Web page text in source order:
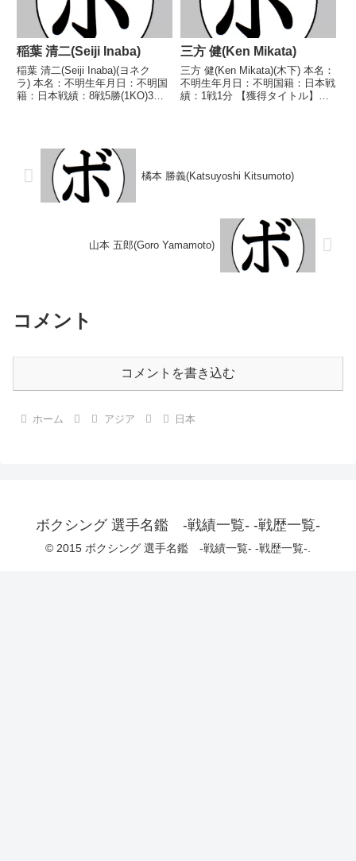
稲葉 清二(Seiji Inaba)
稲葉 清二(Seiji Inaba)(ヨネク
ラ) 本名：不明生年月日：不明国
籍：日本戦績：8戦5勝(1KO)3
(採点不明...
三方 健(Ken Mikata)
三方 健(Ken Mikata)(木下) 本名：
不明生年月日：不明国籍：日本戦
績：1戦1分 【獲得タイトル】な
橘本 勝義(Katsuyoshi Kitsumoto)
山本 五郎(Goro Yamamoto)
コメント
コメントを書き込む
ホーム アジア 日本
ボクシング 選手名鑑 -戦績一覧- -戦歴一覧-
© 2015 ボクシング 選手名鑑 -戦績一覧- -戦歴一覧-.